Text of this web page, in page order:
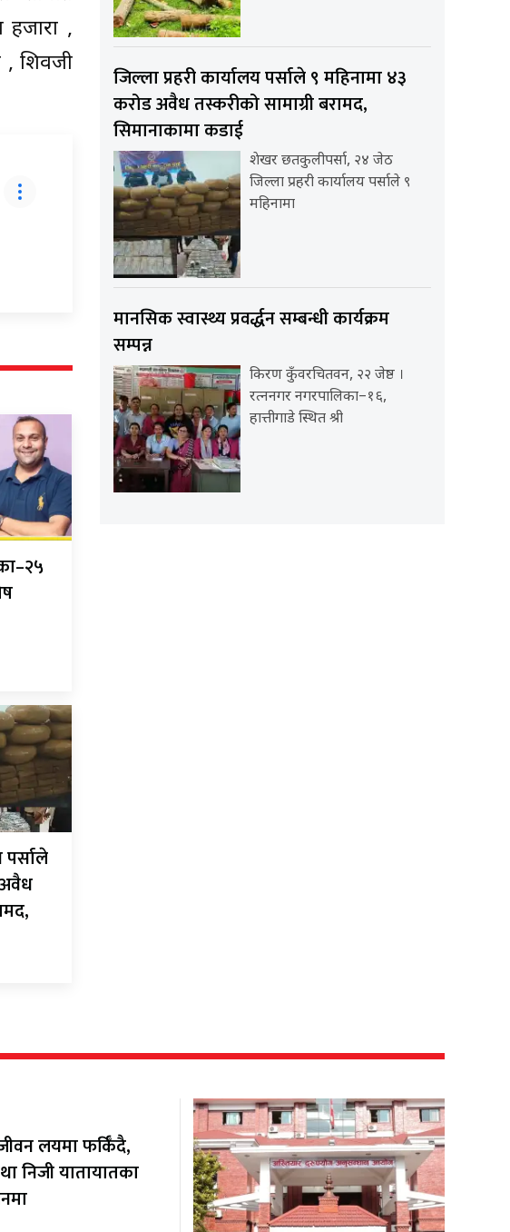
हजारा ,
, शिवजी
पर्साले
जिल्ला प्रहरी कार्यालय पर्साले ९ महिनामा ४३
करोड अवैध तस्करीको सामाग्री बरामद,
सिमानाकामा कडाई
शेखर छतकुलीपर्सा, २४ जेठ
जिल्ला प्रहरी कार्यालय पर्साले ९
महिनामा
मानसिक स्वास्थ्य प्रवर्द्धन सम्बन्धी कार्यक्रम
सम्पन्न
किरण कुँवरचितवन, २२ जेष्ठ ।
रत्ननगर नगरपालिका–१६,
हात्तीगाडे स्थित श्री
लयमा फर्किँदै,
निजी यातायातका